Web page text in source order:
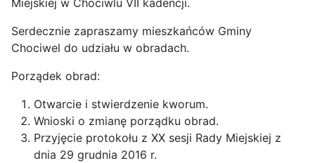
Miejskiej w Chociwlu VII kadencji.
Serdecznie zapraszamy mieszkańców Gminy
Chociwel do udziału w obradach.
Porządek obrad:
Otwarcie i stwierdzenie kworum.
Wnioski o zmianę porządku obrad.
Przyjęcie protokołu z XX sesji Rady Miejskiej z
dnia 29 grudnia 2016 r.